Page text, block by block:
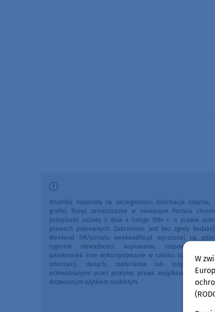
Wszelkie materiały (w szczególności informacje lokalne,
grafiki, filmy) zamieszczone w niniejszym Portalu
przepisami ustawy z dnia 4 lutego 1994 r. o prawie
prawach pokrewnych. Zabronione jest bez zgody
Weekend FM/portalu weekendfm.pl wyrażonej na
rygorem nieważności: kopiowanie,
jakiekolwiek inne wykorzystywanie w całości lub we
informacji, danych, materiałów lub innych treści
przewidzianymi przez przepisy prawa wyjątkami, w
dozwolonym użytkiem osobistym.
W